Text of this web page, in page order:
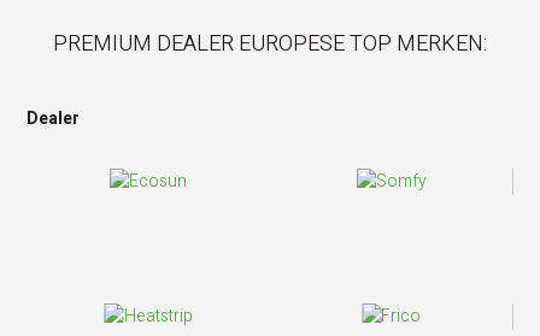
PREMIUM DEALER EUROPESE TOP MERKEN:
Dealer